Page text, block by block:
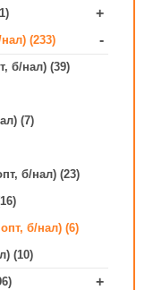
+
(233) -
б/нал) (39)
(7)
б/нал) (23)
б/нал) (6)
(10)
+